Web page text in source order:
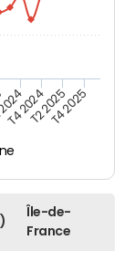
T4 2024T2 2025T4 2025
Île-de-
France